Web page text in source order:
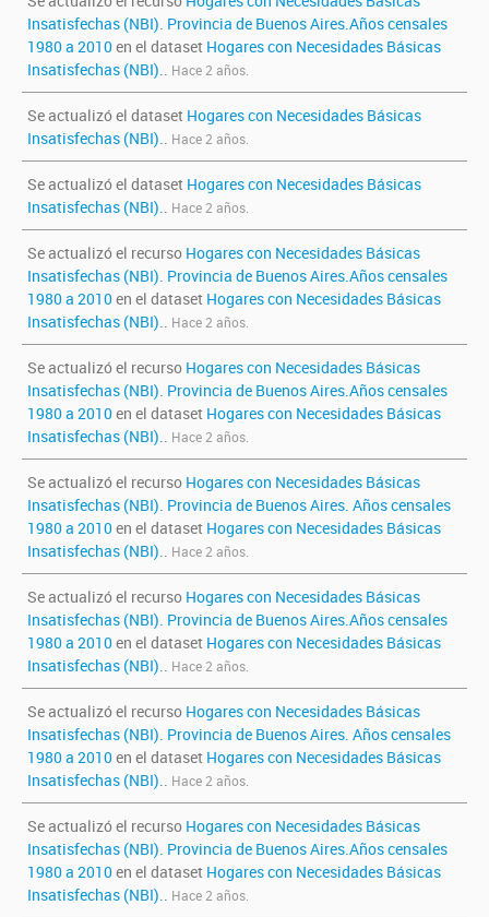
Insatisfechas (NBI). Provincia de Buenos Aires.Años censales
1980 a 2010en el dataset Hogares con Necesidades Básicas
Insatisfechas (NBI).. Hace 2 años.
Se actualizó el dataset Hogares con Necesidades Básicas
Insatisfechas (NBI).. Hace 2 años.
Se actualizó el dataset Hogares con Necesidades Básicas
Insatisfechas (NBI).. Hace 2 años.
Se actualizó el recurso Hogares con Necesidades Básicas
Insatisfechas (NBI). Provincia de Buenos Aires.Años censales
1980 a 2010en el dataset Hogares con Necesidades Básicas
Insatisfechas (NBI).. Hace 2 años.
Se actualizó el recurso Hogares con Necesidades Básicas
Insatisfechas (NBI). Provincia de Buenos Aires.Años censales
1980 a 2010en el dataset Hogares con Necesidades Básicas
Insatisfechas (NBI).. Hace 2 años.
Se actualizó el recurso Hogares con Necesidades Básicas
Insatisfechas (NBI). Provincia de Buenos Aires. Años censales
1980 a 2010en el dataset Hogares con Necesidades Básicas
Insatisfechas (NBI).. Hace 2 años.
Se actualizó el recurso Hogares con Necesidades Básicas
Insatisfechas (NBI). Provincia de Buenos Aires.Años censales
1980 a 2010en el dataset Hogares con Necesidades Básicas
Insatisfechas (NBI).. Hace 2 años.
Se actualizó el recurso Hogares con Necesidades Básicas
Insatisfechas (NBI). Provincia de Buenos Aires. Años censales
1980 a 2010en el dataset Hogares con Necesidades Básicas
Insatisfechas (NBI).. Hace 2 años.
Se actualizó el recurso Hogares con Necesidades Básicas
Insatisfechas (NBI). Provincia de Buenos Aires.Años censales
1980 a 2010en el dataset Hogares con Necesidades Básicas
Insatisfechas (NBI).. Hace 2 años.